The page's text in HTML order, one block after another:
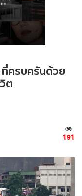
ที่ครบครันด้วย
ต
191